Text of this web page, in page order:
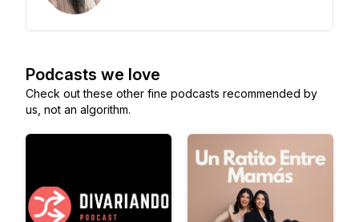
Podcasts we love
Check out these other fine podcasts recommended by
us, not an algorithm.